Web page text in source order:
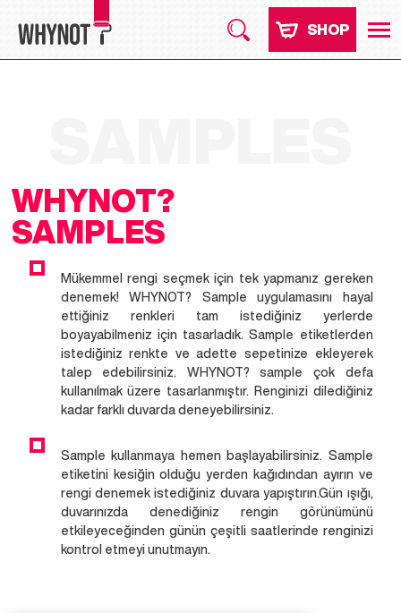
SHOP
WHYNOT?
SAMPLES
Mükemmel rengi seçmek için tek yapmanız gereken
denemek! WHYNOT? Sample uygulamasını hayal
ettiğiniz renkleri tam istediğiniz yerlerde
boyayabilmeniz için tasarladık. Sample etiketlerden
istediğiniz renkte ve adette sepetinize ekleyerek
talep edebilirsiniz. WHYNOT? sample çok defa
kullanılmak üzere tasarlanmıştır. Renginizi dilediğiniz
kadar farklı duvarda deneyebilirsiniz.
Sample kullanmaya hemen başlayabilirsiniz. Sample
etiketini kesiğin olduğu yerden kağıdından ayırın ve
rengi denemek istediğiniz duvara yapıştırın.Gün ışığı,
duvarınızda denediğiniz rengin görünümünü
etkileyeceğinden günün çeşitli saatlerinde renginizi
kontrol etmeyi unutmayın.